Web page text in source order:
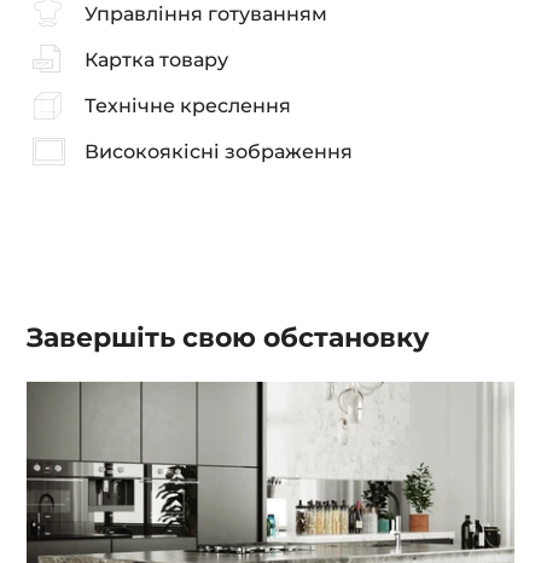
Управління готуванням
Картка товару
Технічне креслення
Високоякісні зображення
Завершіть свою обстановку